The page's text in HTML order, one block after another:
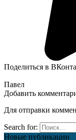
Поделиться в
Павел
Добавить
Для отправки
Search for:
Новые публикации